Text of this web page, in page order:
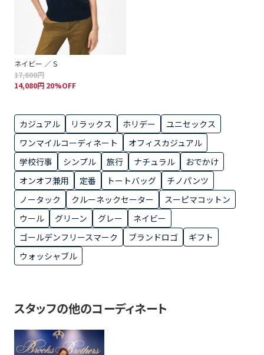
ネイビー ／ S
17,600円
14,080円 20%OFF
カジュアル リラックス ホリデー
ユニセックス
ワンマイルコーディネート
オフィスカジュアル
学校行事
シンプル 旅行 ナチュラル
おでかけ
オンオフ兼用
定番 トートバッグ
チノパンツ
ノータック
クルーネックセーター
スーピマコットン
ウール
グリーン グレー
ネイビー
ゴールデンフリースマーク
ブランドロゴ
ギフト
ウォッシャブル
スタッフの他のコーディネート